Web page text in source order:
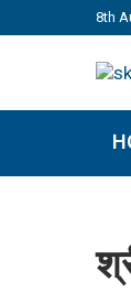
8th